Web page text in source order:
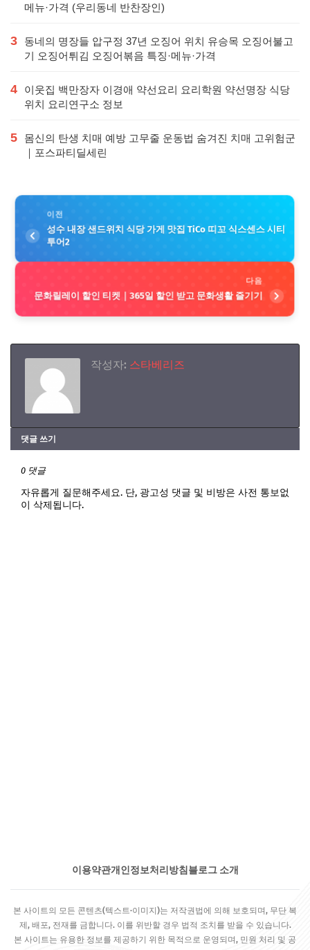
메뉴·가격 (우리동네 반찬장인)
3
동네의 명장들 압구정 37년 오징어 위치 유승목 오징어불고
기 오징어튀김 오징어볶음 특징·메뉴·가격
4
이웃집 백만장자 이경애 약선요리 요리학원 약선명장 식당
위치 요리연구소 정보
5
몸신의 탄생 치매 예방 고무줄 운동법 숨겨진 치매 고위험군
｜포스파티딜세린
이전
성수 내장 샌드위치 식당 가게 맛집 TiCo 띠꼬 식스센스 시티
투어2
다음
문화릴레이 할인 티켓｜365일 할인 받고 문화생활 즐기기
작성자: 스타베리즈
댓글 쓰기
0 댓글
자유롭게 질문해주세요. 단, 광고성 댓글 및 비방은 사전 통보없
이 삭제됩니다.
이용약관개인정보처리방침 블로그 소개
본 사이트의 모든 콘텐츠(텍스트·이미지)는 저작권법에 의해 보호되며, 무단 복
제, 배포, 전재를 금합니다. 이를 위반할 경우 법적 조치를 받을 수 있습니다.
본 사이트는 유용한 정보를 제공하기 위한 목적으로 운영되며, 민원 처리 및 공